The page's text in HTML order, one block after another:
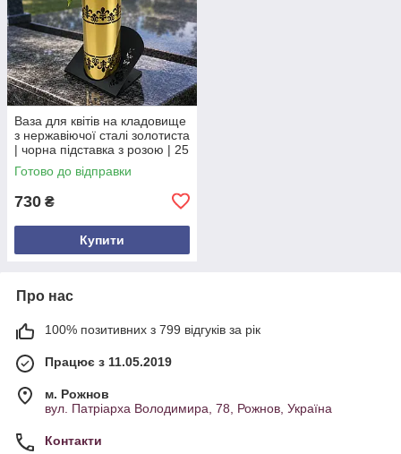
Ваза для квітів на кладовище
з нержавіючої сталі золотиста
| чорна підставка з розою | 25
см Опис товару
Готово до відправки
730 ₴
Купити
Про нас
100% позитивних з 799 відгуків за рік
Працює з 11.05.2019
м. Рожнов
вул. Патріарха Володимира, 78, Рожнов, Україна
Контакти